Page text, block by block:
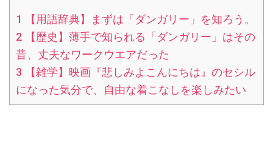
1
【用語辞典】まずは「ダンガリー」を知ろう。
2【歴史】薄手で知られる「ダンガリー」はその
昔、丈夫なワークウエアだった
3 【雑学】映画『悲しみよこんにちは』のセシル
になった気分で、自由な着こなしを楽しみたい